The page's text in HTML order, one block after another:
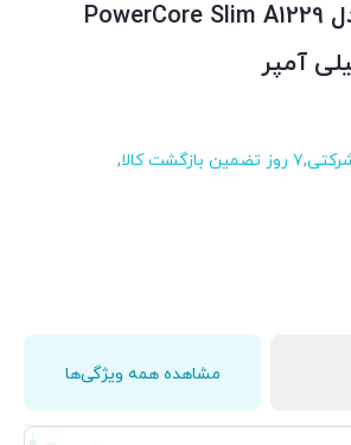
پاوربانک انکر مدل PowerCore Slim A1229
,۷ روز تضمین بازگشت کالا
,
مشاهده همه ویژگی‌ها